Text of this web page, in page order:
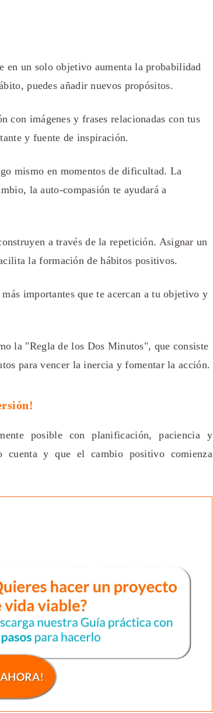
en un solo objetivo aumenta la probabilidad
puedes añadir nuevos propósitos.
con imágenes y frases relacionadas con tus
y fuente de inspiración.
mismo en momentos de dificultad. La
la auto-compasión te ayudará a
a través de la repetición. Asignar un
la formación de hábitos positivos.
importantes que te acercan a tu objetivo y
la "Regla de los Dos Minutos", que consiste
para vencer la inercia y fomentar la acción.
posible con planificación, paciencia y
cuenta y que el cambio positivo comienza